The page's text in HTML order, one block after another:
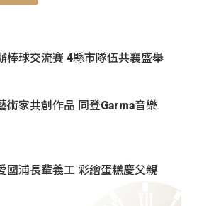
棒球交流賽 4縣市隊伍共襄盛舉
術家共創作品 同登Garma音樂
國浦長輩義工 彩繪蛋糕慶父親